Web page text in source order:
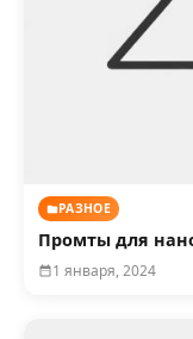
РАЗНОЕ
Промты для
1 января, 2024